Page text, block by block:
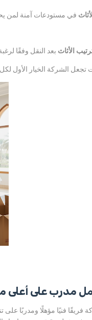
في مستودعات آمنة لمن
الأثاث بعد النقل وفقًا
تجعل الشركة الخيار الأول
مدرب على أعلى
فريقًا فنيًا مؤهلًا ومدربًا على